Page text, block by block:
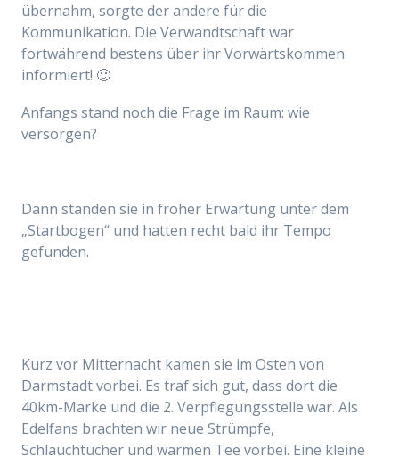
übernahm, sorgte der andere für die
Kommunikation. Die Verwandtschaft war
fortwährend bestens über ihr Vorwärtskommen
informiert! 🙂
Anfangs stand noch die Frage im Raum: wie
versorgen?
Dann standen sie in froher Erwartung unter dem
„Startbogen“ und hatten recht bald ihr Tempo
gefunden.
Kurz vor Mitternacht kamen sie im Osten von
Darmstadt vorbei. Es traf sich gut, dass dort die
40km-Marke und die 2. Verpflegungsstelle war. Als
Edelfans brachten wir neue Strümpfe,
Schlauchtücher und warmen Tee vorbei. Eine kleine